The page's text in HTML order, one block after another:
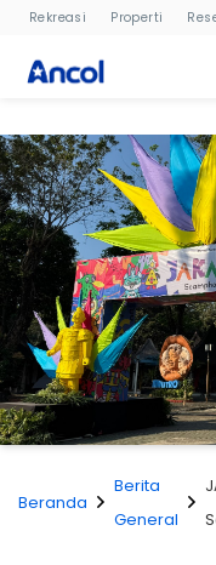
Rekreasi Properti
Beranda
Berita
General